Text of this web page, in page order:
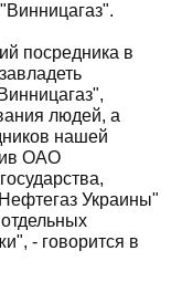
посредника в
людей, а
нашей
ОАО
Украины"
- говорится в